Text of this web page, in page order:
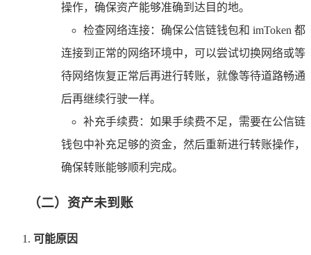
操作，确保资产能够准确到达目的地。
检查网络连接：确保公信链钱包和 imToken 都
连接到正常的网络环境中，可以尝试切换网络或等
待网络恢复正常后再进行转账，就像等待道路畅通
后再继续行驶一样。
补充手续费：如果手续费不足，需要在公信链
钱包中补充足够的资金，然后重新进行转账操作，
确保转账能够顺利完成。
（二）资产未到账
可能原因